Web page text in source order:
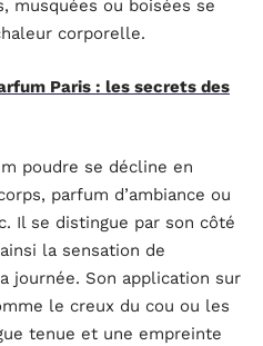
musquées ou boisées se
corporelle.
Paris : les secrets des
poudre se décline en
parfum d’ambiance ou
Il se distingue par son côté
la sensation de
journée. Son application sur
le creux du cou ou les
tenue et une empreinte